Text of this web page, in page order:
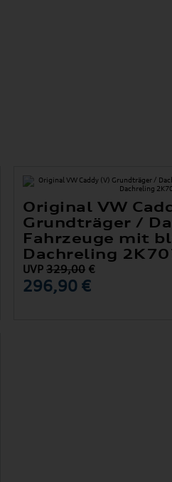
Original VW
Grundträger /
Fahrzeuge mit
Dachreling
UVP329,00 €
296,90 €